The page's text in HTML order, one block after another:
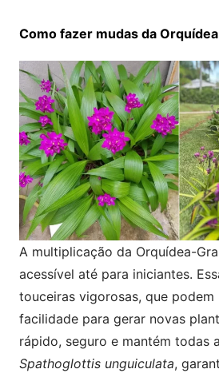
Como fazer mudas da
A multiplicação da Orquídea-
acessível até para iniciantes.
touceiras vigorosas, que
facilidade para gerar novas
rápido, seguro e mantém todas
Spathoglottis unguiculata,